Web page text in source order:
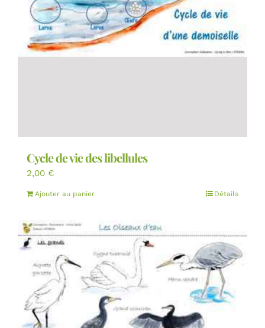
Cycle de vie des libellules
2,00 €
Ajouter au panier Détails